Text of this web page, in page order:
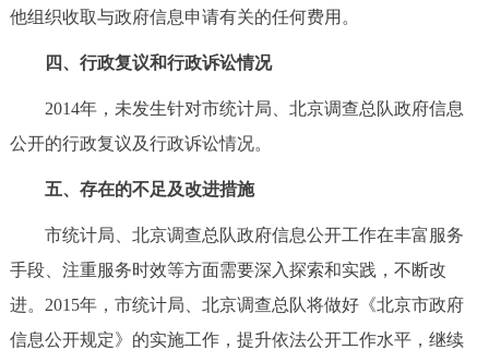
他组织收取与政府信息申请有关的任何费用。
四、行政复议和行政诉讼情况
2014年，未发生针对市统计局、北京调查总队政府信息
公开的行政复议及行政诉讼情况。
五、存在的不足及改进措施
市统计局、北京调查总队政府信息公开工作在丰富服务
手段、注重服务时效等方面需要深入探索和实践，不断改
进。2015年，市统计局、北京调查总队将做好《北京市政府
信息公开规定》的实施工作，提升依法公开工作水平，继续